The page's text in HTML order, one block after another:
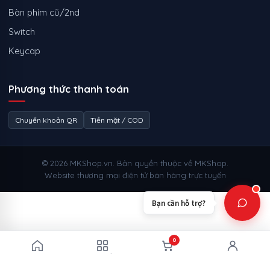
Bàn phím cũ/2nd
Switch
Keycap
Phương thức thanh toán
Chuyển khoản QR Tiền mặt / COD
© 2026 MKShop.vn. Bản quyền thuộc về MKShop.
Website thương mại điện tử bán hàng trực tuyến
0
Bạn cần hỗ trợ?